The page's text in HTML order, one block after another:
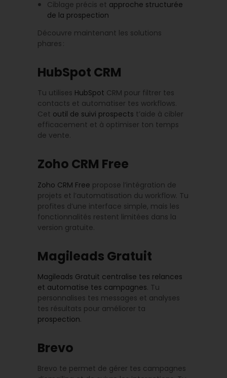
Ciblage précis et approche structurée
de la prospection
Découvre maintenant les solutions
phares :
HubSpot CRM
Tu utilises HubSpot CRM pour filtrer tes
contacts et automatiser tes workflows.
Cet outil de suivi prospects t’aide à cibler
efficacement et à optimiser ton temps
de vente.
Zoho CRM Free
Zoho CRM Free propose l’intégration de
projets et l’automatisation du workflow. Tu
profites d’une interface simple, mais les
fonctionnalités restent limitées dans la
version gratuite.
Magileads Gratuit
Magileads Gratuit centralise tes relances
et automatise tes campagnes. Tu
personnalises tes messages et analyses
tes résultats pour améliorer ta
prospection.
Brevo
Brevo te permet de gérer tes campagnes